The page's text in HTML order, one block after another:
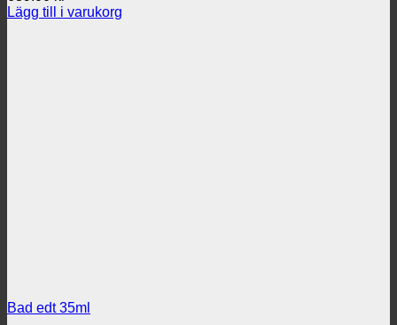
Lägg till i varukorg
Bad edt 35ml